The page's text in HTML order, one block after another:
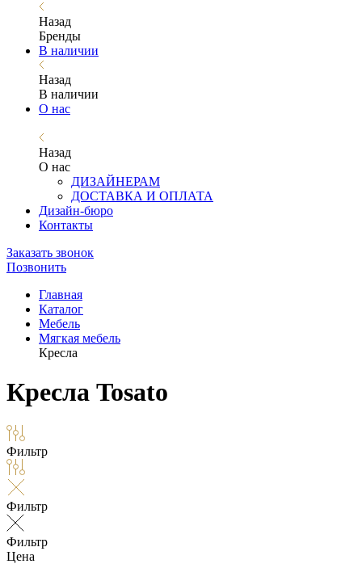
Назад
Бренды
В наличии
Назад
В наличии
О нас
Назад
О нас
ДИЗАЙНЕРАМ
ДОСТАВКА И ОПЛАТА
Дизайн-бюро
Контакты
Заказать звонок
Позвонить
Главная
Каталог
Мебель
Мягкая мебель
Кресла
Кресла Tosato
Фильтр
Фильтр
Фильтр
Цена